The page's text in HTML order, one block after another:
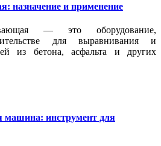
назначение и применение
— это оборудование,
для выравнивания и
из бетона, асфальта и других
машина: инструмент для